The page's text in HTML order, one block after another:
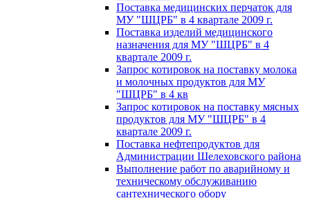
Поставка медицинских перчаток для
МУ "ШЦРБ" в 4 квартале 2009 г.
Поставка изделий медицинского
назначения для МУ "ШЦРБ" в 4
квартале 2009 г.
Запрос котировок на поставку молока
и молочных продуктов для МУ
"ШЦРБ" в 4 кв
Запрос котировок на поставку мясных
продуктов для МУ "ШЦРБ" в 4
квартале 2009 г.
Поставка нефтепродуктов для
Администрации Шелеховского района
Выполнение работ по аварийному и
техническому обслуживанию
сантехнического обору